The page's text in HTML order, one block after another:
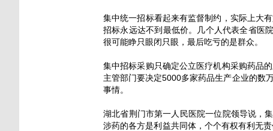
集中统一招标看起来有监督制约，实际上大
招标永远达不到最低价。几个人代表全省医
很可能睁只眼闭只眼，最后吃亏的是群众。
集中招标采购只确定公立医疗机构采购药品
主管部门要决定5000多家药品生产企业的数
事情。
湖北省荆门市第一人民医院一位院领导说，
涉药的各方是利益共同体，个个有权有利无